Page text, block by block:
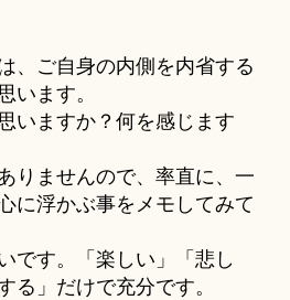
、ご自身の内側を内省する
います。
いますか？何を感じます
りませんので、率直に、一
に浮かぶ事をメモしてみて
です。「楽しい」「悲し
る」だけで充分です。